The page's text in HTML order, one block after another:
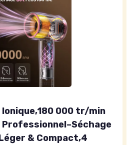
Ionique,180 000 tr/min
Professionnel–Séchage
& Compact,4